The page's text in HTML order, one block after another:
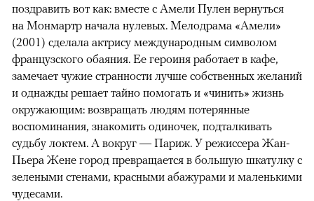
поздравить вот как: вместе с Амели Пулен вернуться
на Монмартр начала нулевых. Мелодрама «Амели»
(2001) сделала актрису международным символом
французского обаяния. Ее героиня работает в кафе,
замечает чужие странности лучше собственных желаний
и однажды решает тайно помогать и «чинить» жизнь
окружающим: возвращать людям потерянные
воспоминания, знакомить одиночек, подталкивать
судьбу локтем. А вокруг — Париж. У режиссера Жан-
Пьера Жене город превращается в большую шкатулку с
зелеными стенами, красными абажурами и маленькими
чудесами.